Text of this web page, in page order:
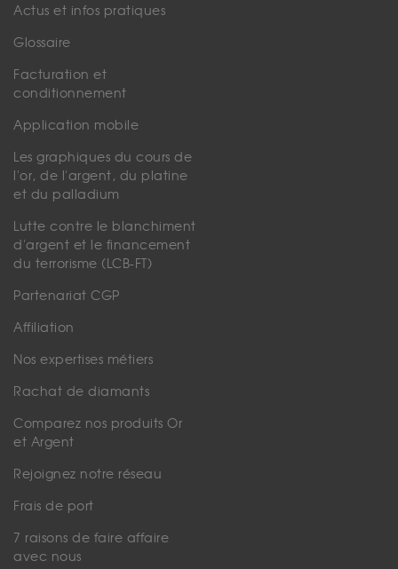
Actus et infos pratiques
Glossaire
Facturation et
conditionnement
Application mobile
Les graphiques du cours de
l'or, de l'argent, du platine
et du palladium
Lutte contre le blanchiment
d'argent et le financement
du terrorisme (LCB-FT)
Partenariat CGP
Affiliation
Nos expertises métiers
Rachat de diamants
Comparez nos produits Or
et Argent
Rejoignez notre réseau
Frais de port
7 raisons de faire affaire
avec nous